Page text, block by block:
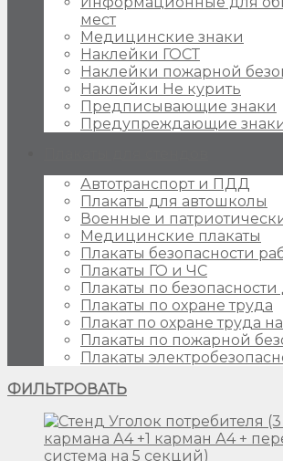
мест
Медицинские знаки
Наклейки ГОСТ
Наклейки пожарной
Наклейки Не курить
Предписывающие знаки
Предупреждающие
Автотранспорт и ПДД
Плакаты для автошколы
Военные и
Медицинские плакаты
Плакаты безопасности
Плакаты ГО и ЧС
Плакаты по безопасности
Плакаты по охране труда
Плакат по охране труда
Плакаты по пожарной
Плакаты
ФИЛЬТРОВАТЬ